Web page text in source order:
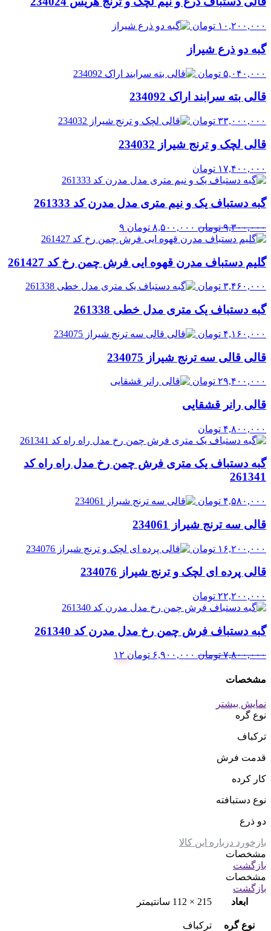
۱۰,۲۰۰,۰۰۰ تومان
گبه دو ذرع شیراز
۵,۰۴۰,۰۰۰ تومان
قالی بته سرابند اراک 234092
۳۳,۰۰۰,۰۰۰ تومان
قالی لچک و ترنج شیراز 234032
۱۷,۴۰۰,۰۰۰ تومان
گبه دستباف یک و نیم متری مدل مدرن کد 261333
۹,۳۰۰,۰۰۰ تومان قیمت
اصلی:
بود.
۸,۵۰۰,۰۰۰ تومان قیمت
فعلی:
۹
گلیم دستباف مدرن قهوه ایی فرش چمن رخ کد 261427
۳,۴۶۰,۰۰۰ تومان
گبه دستباف یک متری مدل خطی 261338
۴,۱۶۰,۰۰۰ تومان
قالی قالی سه ترنج شیراز 234075
۲۹,۴۰۰,۰۰۰ تومان
قالی رانر قشقایی
۴,۸۰۰,۰۰۰ تومان
گبه دستباف یک متری فرش چمن رخ مدل راه راه کد
261341
۴,۵۸۰,۰۰۰ تومان
قالی سه ترنج شیراز 234061
۱۶,۲۰۰,۰۰۰ تومان
قالی پرده ای لچک و ترنج شیراز 234076
۲۲,۲۰۰,۰۰۰ تومان
گبه دستباف فرش چمن رخ مدل مدرن کد 261340
۷,۸۰۰,۰۰۰ تومان قیمت
۶,۹۰۰,۰۰۰ تومان قیمت
۱۲
مشخصات
نمایش بیشتر
نوع گره
ترکباف
قدمت فرش
کار کرده
نوع دستبافته
دو ذرع
بازخورد درباره این کالا
مشخصات
بازگشت
مشخصات
بازگشت
ابعاد
215 × 112 سانتیمتر
نوع گره ترکباف